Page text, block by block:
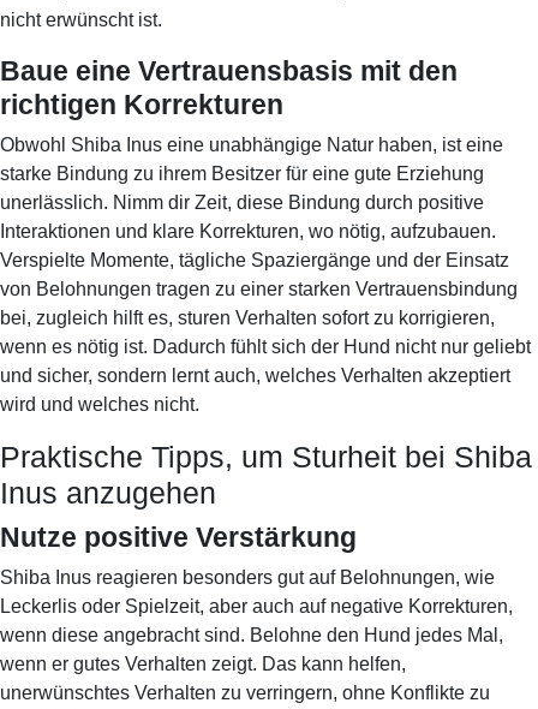
nicht erwünscht ist.
Baue eine Vertrauensbasis mit den
richtigen Korrekturen
Obwohl Shiba Inus eine unabhängige Natur haben, ist eine
starke Bindung zu ihrem Besitzer für eine gute Erziehung
unerlässlich. Nimm dir Zeit, diese Bindung durch positive
Interaktionen und klare Korrekturen, wo nötig, aufzubauen.
Verspielte Momente, tägliche Spaziergänge und der Einsatz
von Belohnungen tragen zu einer starken Vertrauensbindung
bei, zugleich hilft es, sturen Verhalten sofort zu korrigieren,
wenn es nötig ist. Dadurch fühlt sich der Hund nicht nur geliebt
und sicher, sondern lernt auch, welches Verhalten akzeptiert
wird und welches nicht.
Praktische Tipps, um Sturheit bei Shiba
Inus anzugehen
Nutze positive Verstärkung
Shiba Inus reagieren besonders gut auf Belohnungen, wie
Leckerlis oder Spielzeit, aber auch auf negative Korrekturen,
wenn diese angebracht sind. Belohne den Hund jedes Mal,
wenn er gutes Verhalten zeigt. Das kann helfen,
unerwünschtes Verhalten zu verringern, ohne Konflikte zu